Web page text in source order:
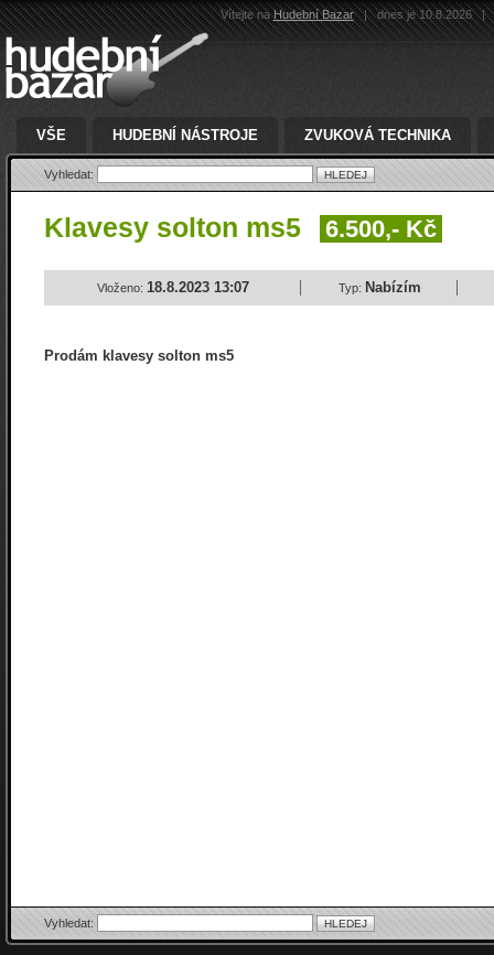
Vítejte naHudební Bazar | dnes je 10.8.2026 |
VŠE HUDEBNÍ NÁSTROJE ZVUKOVÁ TECHNIKA
Vyhledat:
Klavesy solton ms5 6.500,- Kč
Vloženo: 18.8.2023 13:07 Typ: Nabízím
Prodám klavesy solton ms5
Vyhledat: